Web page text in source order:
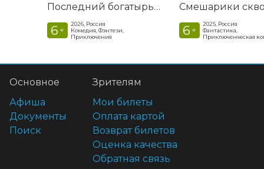
Последний богатырь. Колобок
6 +
2026, Россия
Комедия, Фэнтези,
Приключения
6 +
2025, Россия
Фантастика,
Приключенческая
Основное
Афиша
Документы
Поиск
Зрителям
Мои билеты
Оплата картой
Возврат билетов
Оценка качества
Обратная связь